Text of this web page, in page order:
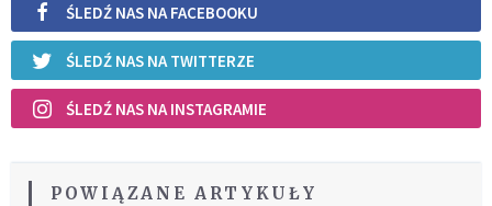
ŚLEDŹ NAS NA FACEBOOKU
ŚLEDŹ NAS NA TWITTERZE
ŚLEDŹ NAS NA INSTAGRAMIE
POWIĄZANE ARTYKUŁY